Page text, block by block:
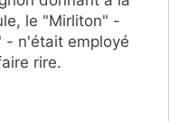
le "Mirliton" -
- n'était employé
rire.